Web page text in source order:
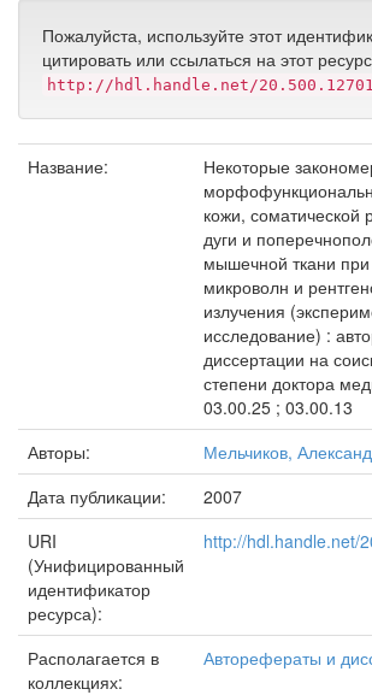
Пожалуйста, используйте этот
цитировать или ссылаться на этот
http://hdl.handle.net/
Название:
Некоторые
кожи, соматической
дуги и
мышечной ткани при
микроволн и
излучения
исследование) :
диссертации на
степени доктора
03.00.25 ; 03.00.13
Авторы:
Мельчиков,
Дата публикации:
2007
URI
(Унифицированный
идентификатор
ресурса):
http://hdl.handle.net/
Располагается в
коллекциях:
Авторефераты и